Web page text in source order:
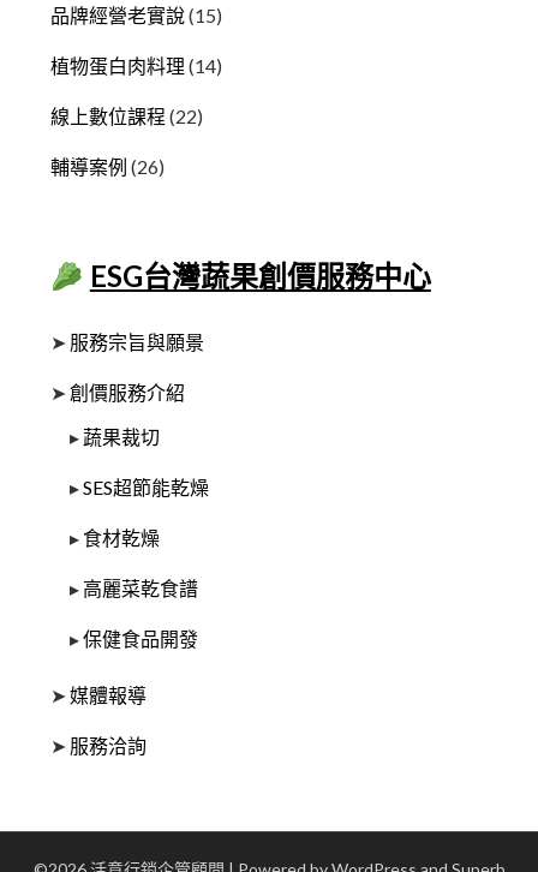
品牌經營老實說(15)
植物蛋白肉料理 (14)
線上數位課程 (22)
輔導案例 (26)
ESG台灣蔬果創價服務中心
➤ 服務宗旨與願景
➤創價服務介紹
▸ 蔬果裁切
▸SES超節能乾燥
▸ 食材乾燥
▸ 高麗菜乾食譜
▸保健食品開發
➤媒體報導
➤ 服務洽詢